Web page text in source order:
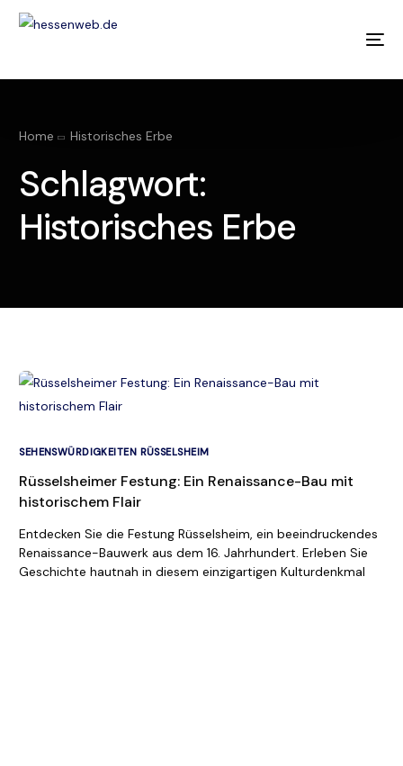
Home Historisches Erbe
Schlagwort:
Historisches Erbe
SEHENSWÜRDIGKEITEN RÜSSELSHEIM
Rüsselsheimer Festung: Ein Renaissance-Bau mit
historischem Flair
Entdecken Sie die Festung Rüsselsheim, ein beeindruckendes
Renaissance-Bauwerk aus dem 16. Jahrhundert. Erleben Sie
Geschichte hautnah in diesem einzigartigen Kulturdenkmal